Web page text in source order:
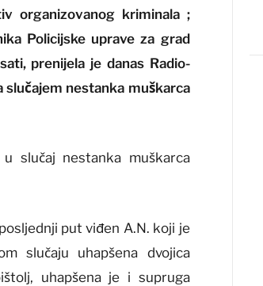
organizovanog kriminala ;
Policijske uprave za grad
prenijela je danas Radio-
slučajem nestanka muškarca
slučaj nestanka muškarca
put viđen A.N. koji je
slučaju uhapšena dvojica
uhapšena je i supruga